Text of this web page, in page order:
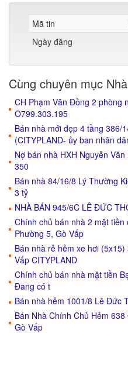
Mã tin
Ngày đăng
Cùng chuyên mục
CH Phạm Văn Đồng 2 phòng
O799.303.195
Bán nhà mới đẹp 4 tầng 386/
(CITYPLAND- ủy ban nhân
Nợ bán nhà HXH Nguyễn
350
Bán nhà 84/16/8 Lý Thường
3 tỷ
NHÀ BÁN 945/6C LÊ ĐỨC
Chính chủ bán nhà 2 mặt
Phường 5, Gò Vấp
Bán nhà rẻ hẻm xe hơi
Vấp CITYPLAND
Chính chủ bán nhà mặt tiền
Đang có t
Bán nhà hẻm 1001/8 Lê Đức
Bán Nhà Chính Chủ Hẻm
Gò Vấp